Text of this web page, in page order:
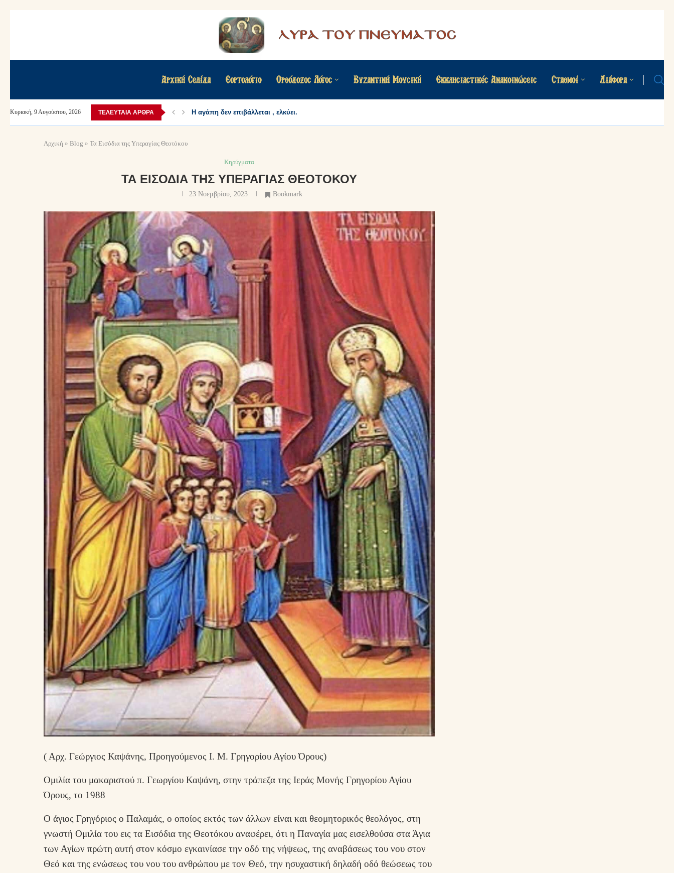
Αρχική Σελίδα Εορτολόγιο Ορθόδοξος Λόγος Βυζαντινή Μουσική Εκκλησιαστικές Ανακοινώσεις Σταθμοί Διάφορα
Κυριακή, 9 Αυγούστου, 2026 ΤΕΛΕΥΤΑΊΑ ΆΡΘΡΑ Η αγάπη δεν επιβάλλεται , ελκύει.
Αρχική » Blog » Τα Εισόδια της Υπεραγίας Θεοτόκου
Κηρύγματα
ΤΑ ΕΙΣΌΔΙΑ ΤΗΣ ΥΠΕΡΑΓΊΑΣ ΘΕΟΤΌΚΟΥ
23 Νοεμβρίου, 2023 Bookmark
( Αρχ. Γεώργιος Καψάνης, Προηγούμενος Ι. Μ. Γρηγορίου Αγίου Όρους)
Ομιλία του μακαριστού π. Γεωργίου Καψάνη, στην τράπεζα της Ιεράς Μονής Γρηγορίου Αγίου
Όρους, το 1988
Ο άγιος Γρηγόριος ο Παλαμάς, ο οποίος εκτός των άλλων είναι και θεομητορικός θεολόγος, στη
γνωστή Ομιλία του εις τα Εισόδια της Θεοτόκου αναφέρει, ότι η Παναγία μας εισελθούσα στα Άγια
των Αγίων πρώτη αυτή στον κόσμο εγκαινίασε την οδό της νήψεως, της αναβάσεως του νου στον
Θεό και της ενώσεως του νου του ανθρώπου με τον Θεό, την ησυχαστική δηλαδή οδό θεώσεως του